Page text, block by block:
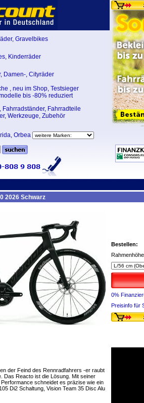
, Gravelbikes
, Kinderräder
, Damen-, Cityräder
, neu im Shop, Testsieger
bis -80% reduziert
, Fahrradständer, Fahrradteile
, Werkzeuge, Zubehör
, Orbea
2026 Schwarz
der Feind des Rennradfahrers -er raubt
Das Reacto ist die Lösung. Mit seiner
schneidet es präzise wie ein
Di2 Schaltung, Vision Team 35 Disc Alu
Bestellen:
0%
Preisinfo für